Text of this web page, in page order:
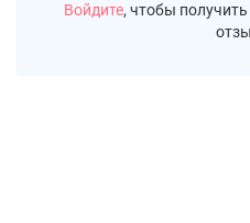
Войдите, чтобы